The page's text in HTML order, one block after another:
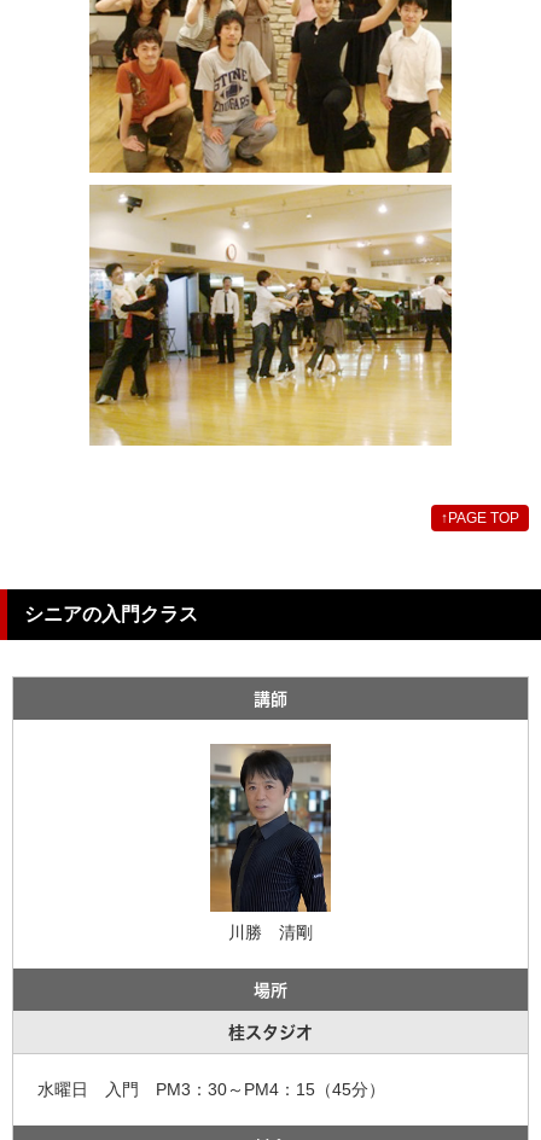
↑PAGE TOP
シニアの入門クラス
講師
川勝 清剛
場所
桂スタジオ
水曜日 入門 PM3：30～PM4：15（45分）